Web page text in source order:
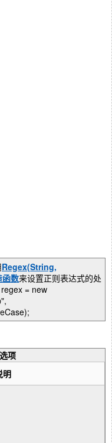
Regex(String,
数来设置正则表达式的处
= new
项
明